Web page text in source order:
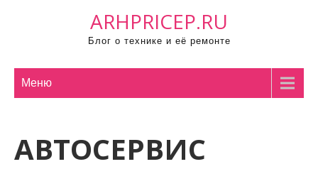
ARHPRICEP.RU
Блог о технике и её ремонте
Меню
АВТОСЕРВИС